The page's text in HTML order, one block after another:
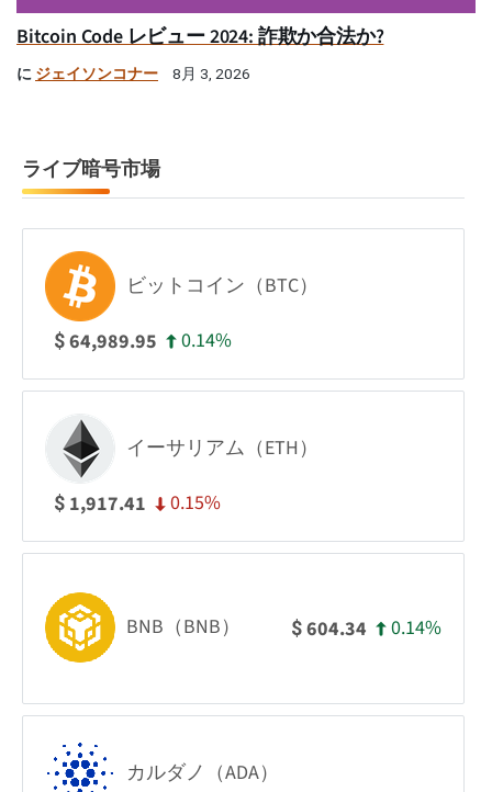
Bitcoin Code レビュー 2024: 詐欺か合法か?
に ジェイソンコナー 8月 3, 2026
ライブ暗号市場
ビットコイン（BTC）
$64,989.95 0.14%
イーサリアム（ETH）
$ 1,917.41 0.15%
BNB（BNB） $604.34 0.14%
カルダノ（ADA）